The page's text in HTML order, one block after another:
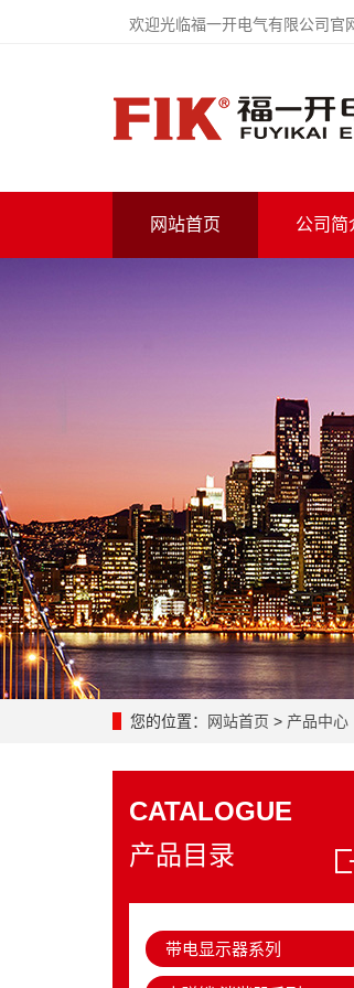
欢迎光临福一开电气有限公司官
网站首页 公司简
您的位置： 网站首页 > 产品中心
CATALOGUE
产品目录
带电显示器系列